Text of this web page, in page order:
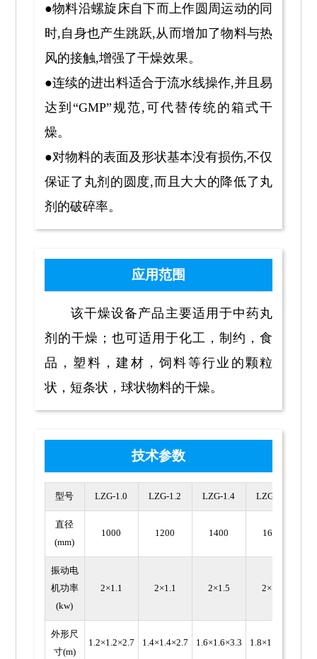
●物料沿螺旋床自下而上作圆周运动的同
时,自身也产生跳跃,从而增加了物料与热
风的接触,增强了干燥效果。
●连续的进出料适合于流水线操作,并且易
达到“GMP”规范,可代替传统的箱式干
燥。
●对物料的表面及形状基本没有损伤,不仅
保证了丸剂的圆度,而且大大的降低了丸
剂的破碎率。
应用范围
该干燥设备产品主要适用于中药丸
剂的干燥；也可适用于化工，制约，食
品，塑料，建材，饲料等行业的颗粒
状，短条状，球状物料的干燥。
技术参数
型号 LZG-1.0 LZG-1.2 LZG-1.4 LZG-1.6
直径
(mm)
1000 1200 1400 1600
振动电
机功率
(kw)
2×1.1 2×1.1 2×1.5 2×1.5
外形尺
寸(m)
1.2×1.2×2.7 1.4×1.4×2.7 1.6×1.6×3.3 1.8×1.8×3.3